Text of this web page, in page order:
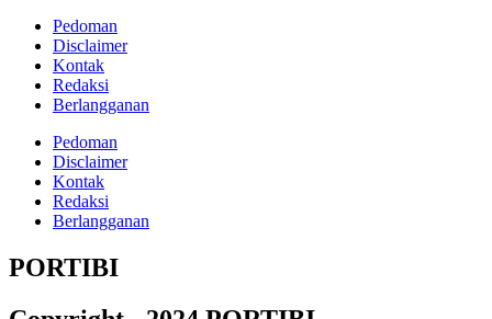
Pedoman
Disclaimer
Kontak
Redaksi
Berlangganan
Pedoman
Disclaimer
Kontak
Redaksi
Berlangganan
PORTIBI